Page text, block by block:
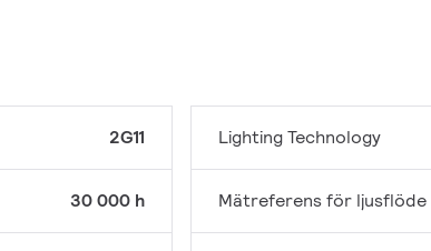
2G11
30 000 h
Lighting Technology
Mätreferens för ljusflöde